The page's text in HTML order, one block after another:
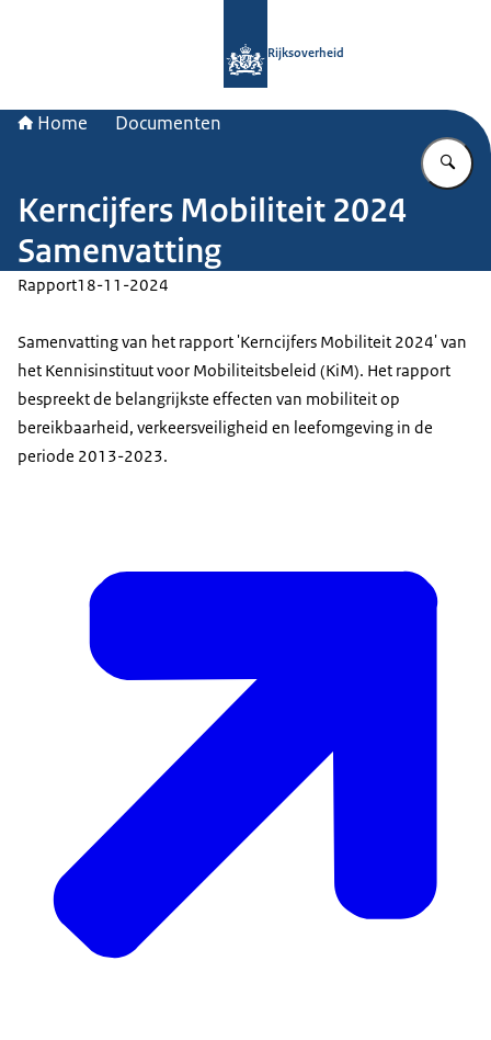
Rijksoverheid
Home Documenten
Kerncijfers Mobiliteit 2024
Samenvatting
Rapport18-11-2024
Samenvatting van het rapport 'Kerncijfers Mobiliteit 2024' van
het Kennisinstituut voor Mobiliteitsbeleid (KiM). Het rapport
bespreekt de belangrijkste effecten van mobiliteit op
bereikbaarheid, verkeersveiligheid en leefomgeving in de
periode 2013-2023.